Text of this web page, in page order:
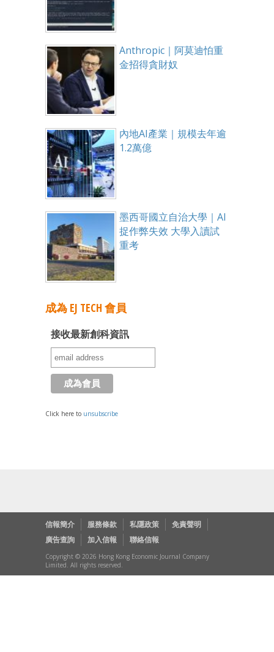
Anthropic｜阿莫迪怕重
金招得貪財奴
內地AI產業｜規模去年逾
1.2萬億
墨西哥國立自治大學｜AI
捉作弊失效 大學入讀試
重考
成為 EJ TECH 會員
接收最新創科資訊
Click here to unsubscribe
信報簡介 服務條款 私隱政策
免責聲明
廣告查詢
加入信報 聯絡信報
Copyright © 2026 Hong Kong Economic Journal Company
Limited. All rights reserved.